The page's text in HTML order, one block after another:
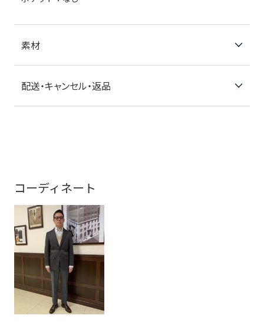
素材
配送・キャンセル・返品
コーディネート